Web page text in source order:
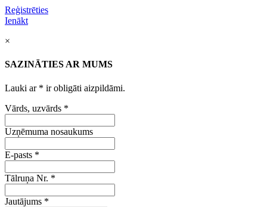
Reģistrēties
Ienākt
×
SAZINĀTIES AR MUMS
Lauki ar * ir obligāti aizpildāmi.
Vārds, uzvārds *
Uzņēmuma nosaukums
E-pasts *
Tālruņa Nr. *
Jautājums *